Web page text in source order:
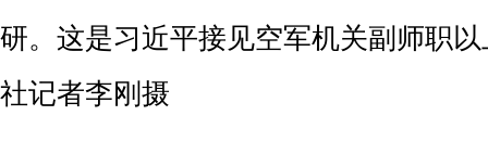
研。这是习近平接见空军机关副师职
社记者李刚摄